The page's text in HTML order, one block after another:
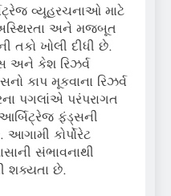
વ્યૂહરચનાઓ માટે
અને મજબૂત
તકો ખોલી દીધી છે.
અને કેશ રિઝર્વ
કાપ મૂકવાના રિઝર્વ
પગલાંએ પરંપરાગત
ફંડ્સની
કોર્પોરેટ
સંભાવનાથી
શક્યતા છે.